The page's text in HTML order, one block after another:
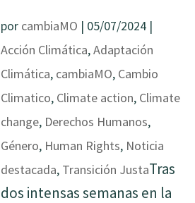
por cambiaMO | 05/07/2024|
Acción Climática,Adaptación
Climática, cambiaMO, Cambio
Climatico, Climate action, Climate
change, Derechos Humanos,
Género, Human Rights, Noticia
destacada, Transición JustaTras
dos intensas semanas en la